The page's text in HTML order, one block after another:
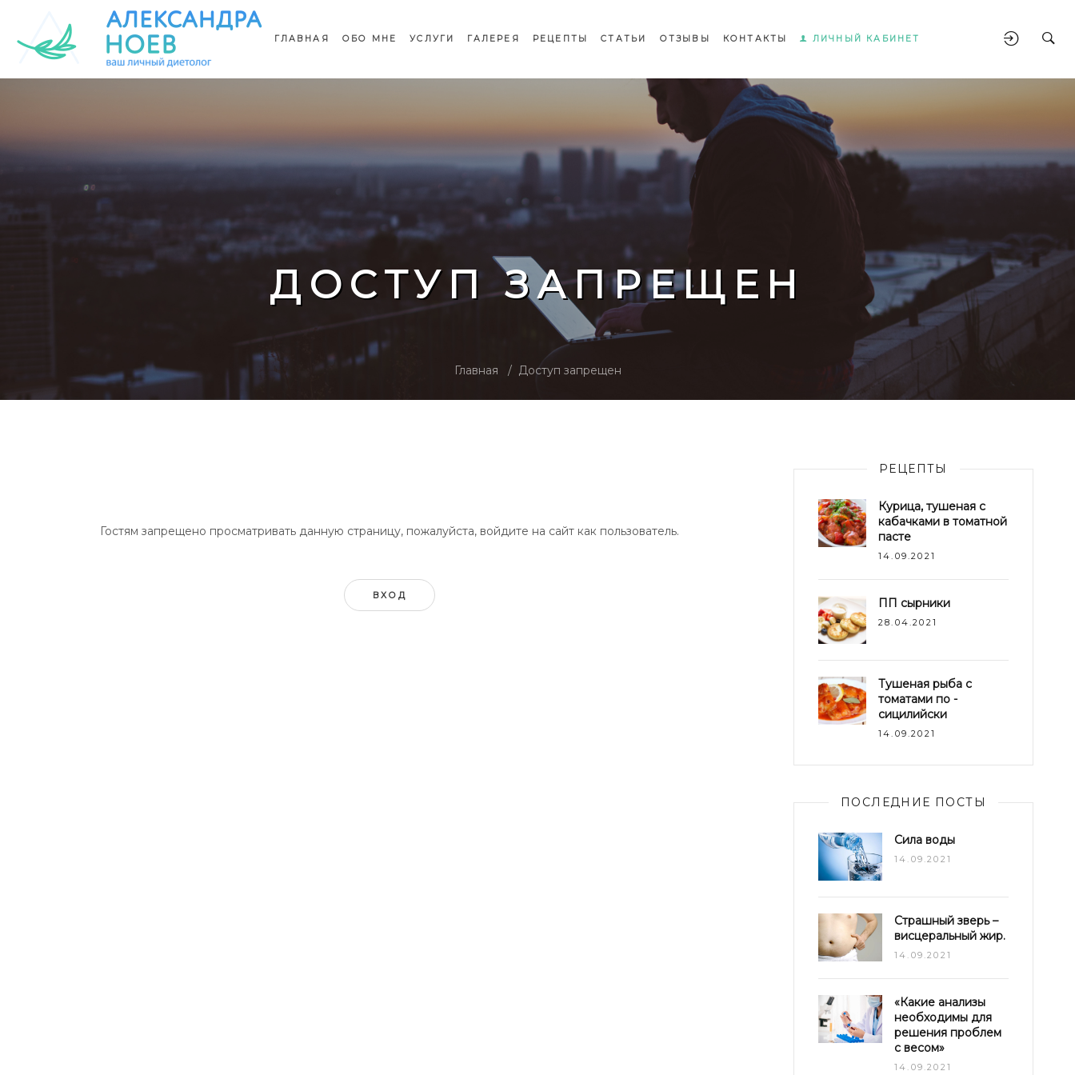
ГЛАВНАЯ ОБО МНЕ УСЛУГИ ГАЛЕРЕЯ РЕЦЕПТЫ СТАТЬИ ОТЗЫВЫ КОНТАКТЫ ЛИЧНЫЙ КАБИНЕТ
ДОСТУП ЗАПРЕЩЕН
Главная Доступ запрещен
Гостям запрещено просматривать данную страницу, пожалуйста, войдите на сайт как пользователь.
ВХОД
РЕЦЕПТЫ
Курица, тушеная с
кабачками в томатной
пасте
14.09.2021
ПП сырники
28.04.2021
Тушеная рыба с
томатами по -
сицилийски
14.09.2021
ПОСЛЕДНИЕ ПОСТЫ
Сила воды
14.09.2021
Страшный зверь –
висцеральный жир.
14.09.2021
«Какие анализы
необходимы для
решения проблем
с весом»
14.09.2021